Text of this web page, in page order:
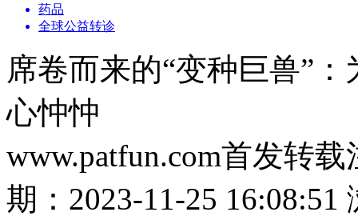
药品
全球公益转诊
席卷而来的“变种巨兽”
心忡忡
www.patfun.com首发转载
期：2023-11-25 16:08:51